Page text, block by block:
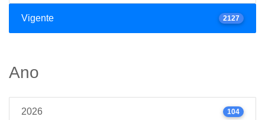
Vigente 2127
Ano
2026 104